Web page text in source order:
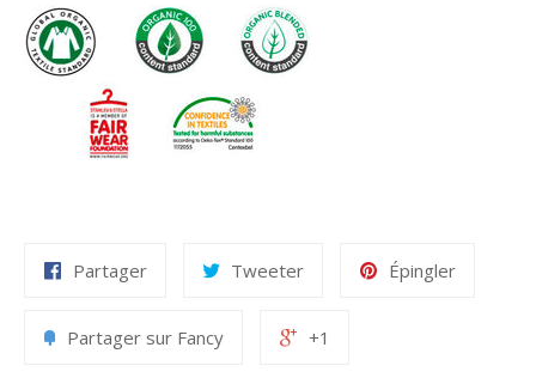
Partager Tweeter Épingler
Partager sur Fancy +1